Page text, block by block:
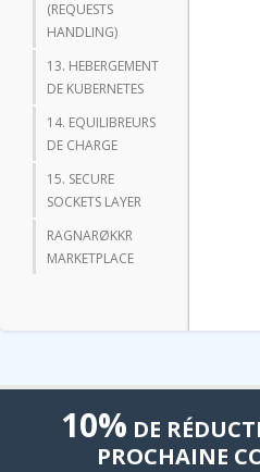
(REQUESTS
HANDLING)
13. HEBERGEMENT
DE KUBERNETES
14. EQUILIBREURS
DE CHARGE
15. SECURE
SOCKETS LAYER
RAGNARØKKR
MARKETPLACE
10% DE
PROCHAINE